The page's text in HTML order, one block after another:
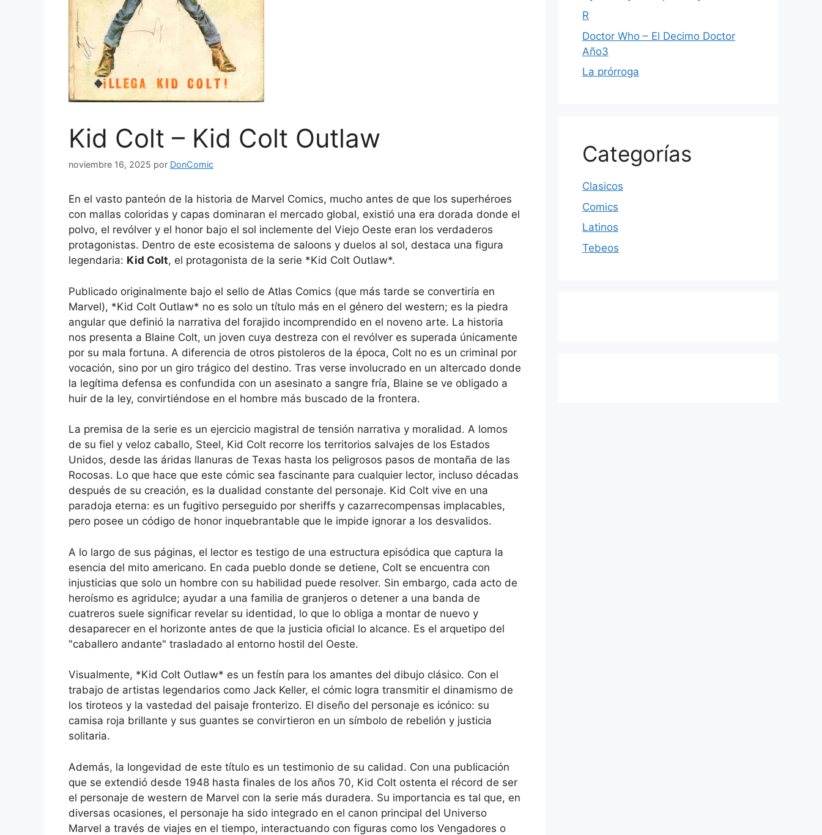
Kid Colt – Kid Colt Outlaw
noviembre 16, 2025 por DonComic
En el vasto panteón de la historia de Marvel Comics, mucho antes de que los superhéroes
con mallas coloridas y capas dominaran el mercado global, existió una era dorada donde el
polvo, el revólver y el honor bajo el sol inclemente del Viejo Oeste eran los verdaderos
protagonistas. Dentro de este ecosistema de saloons y duelos al sol, destaca una figura
legendaria: Kid Colt, el protagonista de la serie *Kid Colt Outlaw*.
Publicado originalmente bajo el sello de Atlas Comics (que más tarde se convertiría en
Marvel), *Kid Colt Outlaw* no es solo un título más en el género del western; es la piedra
angular que definió la narrativa del forajido incomprendido en el noveno arte. La historia
nos presenta a Blaine Colt, un joven cuya destreza con el revólver es superada únicamente
por su mala fortuna. A diferencia de otros pistoleros de la época, Colt no es un criminal por
vocación, sino por un giro trágico del destino. Tras verse involucrado en un altercado donde
la legítima defensa es confundida con un asesinato a sangre fría, Blaine se ve obligado a
huir de la ley, convirtiéndose en el hombre más buscado de la frontera.
La premisa de la serie es un ejercicio magistral de tensión narrativa y moralidad. A lomos
de su fiel y veloz caballo, Steel, Kid Colt recorre los territorios salvajes de los Estados
Unidos, desde las áridas llanuras de Texas hasta los peligrosos pasos de montaña de las
Rocosas. Lo que hace que este cómic sea fascinante para cualquier lector, incluso décadas
después de su creación, es la dualidad constante del personaje. Kid Colt vive en una
paradoja eterna: es un fugitivo perseguido por sheriffs y cazarrecompensas implacables,
pero posee un código de honor inquebrantable que le impide ignorar a los desvalidos.
A lo largo de sus páginas, el lector es testigo de una estructura episódica que captura la
esencia del mito americano. En cada pueblo donde se detiene, Colt se encuentra con
injusticias que solo un hombre con su habilidad puede resolver. Sin embargo, cada acto de
heroísmo es agridulce; ayudar a una familia de granjeros o detener a una banda de
cuatreros suele significar revelar su identidad, lo que lo obliga a montar de nuevo y
desaparecer en el horizonte antes de que la justicia oficial lo alcance. Es el arquetipo del
"caballero andante" trasladado al entorno hostil del Oeste.
Visualmente, *Kid Colt Outlaw* es un festín para los amantes del dibujo clásico. Con el
trabajo de artistas legendarios como Jack Keller, el cómic logra transmitir el dinamismo de
los tiroteos y la vastedad del paisaje fronterizo. El diseño del personaje es icónico: su
camisa roja brillante y sus guantes se convirtieron en un símbolo de rebelión y justicia
solitaria.
Además, la longevidad de este título es un testimonio de su calidad. Con una publicación
que se extendió desde 1948 hasta finales de los años 70, Kid Colt ostenta el récord de ser
el personaje de western de Marvel con la serie más duradera. Su importancia es tal que, en
diversas ocasiones, el personaje ha sido integrado en el canon principal del Universo
Marvel a través de viajes en el tiempo, interactuando con figuras como los Vengadores o
R
Doctor Who – El Decimo Doctor
Año3
La prórroga
Categorías
Clasicos
Comics
Latinos
Tebeos